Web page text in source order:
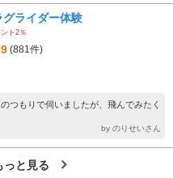
ライダー体験
ト2％
(881件)
つもりで伺いましたが、飛んでみたく
by のりせいさん
っと見る